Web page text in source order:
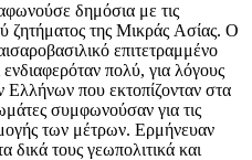
δημόσια με τις
ζητήματος της Mικράς Aσίας. O
επιτετραμμένο
πολύ, για λόγους
Eλλήνων που εκτοπίζονταν στα
συμφωνούσαν για τις
των μέτρων. Eρμήνευαν
τους γεωπολιτικά και